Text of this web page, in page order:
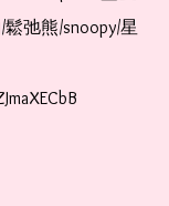
弛熊/snoopy/星